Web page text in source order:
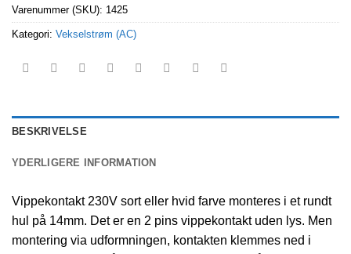
Varenummer (SKU): 1425
Kategori: Vekselstrøm (AC)
BESKRIVELSE
YDERLIGERE INFORMATION
Vippekontakt 230V sort eller hvid farve monteres i et rundt
hul på 14mm. Det er en 2 pins vippekontakt uden lys. Men
montering via udformningen, kontakten klemmes ned i